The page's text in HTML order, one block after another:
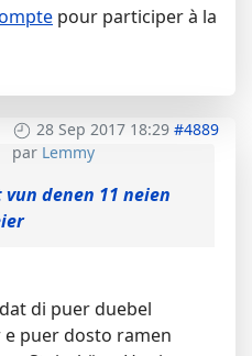
pour participer à la
28 Sep 2017 18:29 #4889
par Lemmy
denen 11 neien
di puer duebel
puer dosto ramen